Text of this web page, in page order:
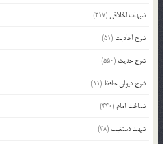
شبهات اخلاقی (217)
شرح احادیث (51)
شرح حدیث (550)
شرح دیوان حافظ (11)
شناخت امام (440)
شهید دستغیب(38)